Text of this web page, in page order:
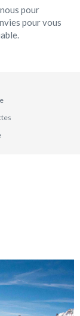
pour
pour vous